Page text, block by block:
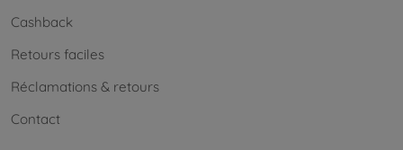
Cashback
Retours faciles
Réclamations & retours
Contact